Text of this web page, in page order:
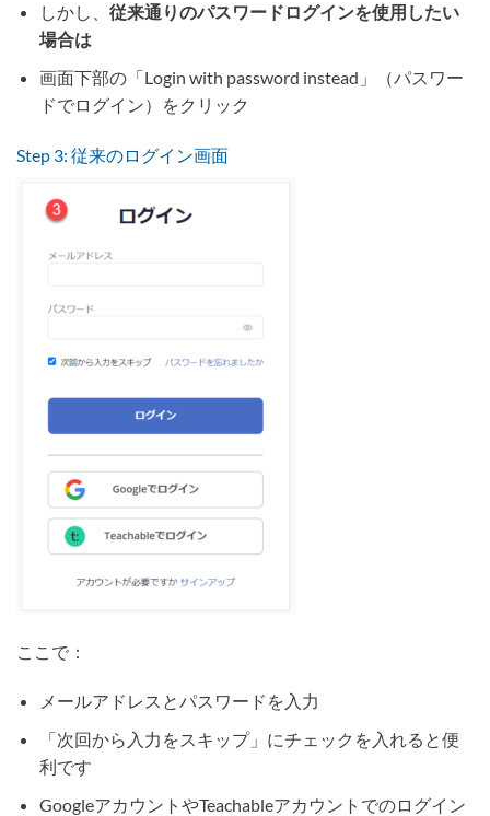
しかし、 従来通りのパスワードログインを使用したい
場合は
画面下部の「Login with password instead」（パスワー
ドでログイン）をクリック
Step 3: 従来のログイン画面
ここで：
メールアドレスとパスワードを入力
「次回から入力をスキップ」にチェックを入れると便
利です
GoogleアカウントやTeachableアカウントでのログイン